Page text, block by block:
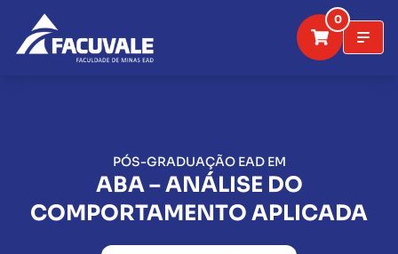
0
PÓS-GRADUAÇÃO EAD EM
ABA – ANÁLISE DO
COMPORTAMENTO APLICADA